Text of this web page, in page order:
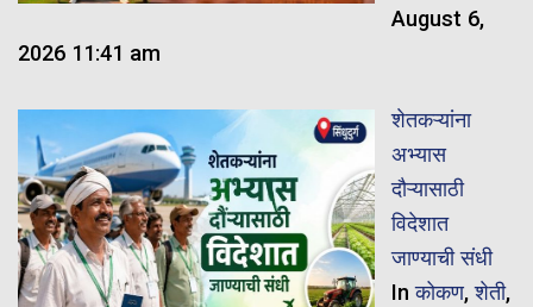
August 6,
2026 11:41 am
शेतकऱ्यांना
अभ्यास
दौऱ्यासाठी
विदेशात
जाण्याची संधी
Inकोकण,शेती,